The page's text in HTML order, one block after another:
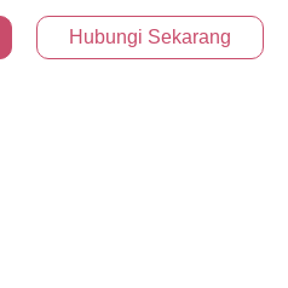
Hubungi Sekarang